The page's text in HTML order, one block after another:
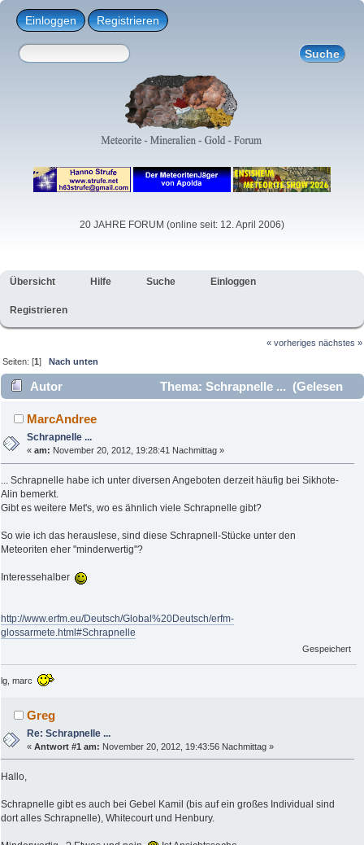
Einloggen Registrieren
20 JAHRE FORUM (online seit: 12. April 2006)
Übersicht Hilfe Suche Einloggen
Registrieren
« vorheriges nächstes »
Seiten: [1]Nach unten
Autor
Thema: Schrapnelle ... (Gelesen
6673 mal)
MarcAndree
Schrapnelle ...
«am: November 20, 2012, 19:28:41 Nachmittag »
... Schrapnelle habe ich unter diversen Angeboten derzeit häufig bei Sikhote-
Alin bemerkt.
Gibt es weitere Met's, wo es ähnlich viele Schrapnelle gibt?
So wie ich das herauslese, sind diese Schrapnell-Stücke unter den
Meteoriten eher "minderwertig"?
Interessehalber
http://www.erfm.eu/Deutsch/Global%20Deutsch/erfm-
glossarmete.html#Schrapnelle
Gespeichert
lg, marc
Greg
Re: Schrapnelle ...
«Antwort #1 am: November 20, 2012, 19:43:56 Nachmittag »
Hallo,
Schrapnelle gibt es auch bei Gebel Kamil (bis auf ein großes Individual sind
dort alles Schrapnelle), Whitecourt und Henbury.